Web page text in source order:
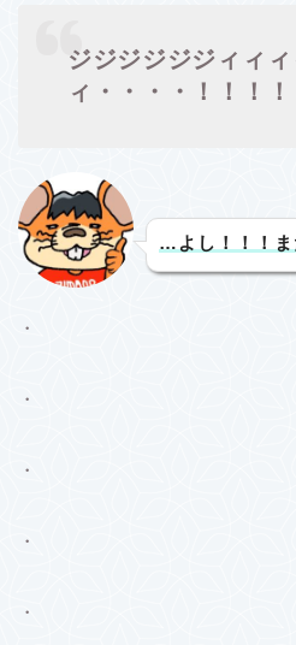
ジジジジジジィィィ
ィ・・・・！！！！
…よし！！！ま
・
・
・
・
・